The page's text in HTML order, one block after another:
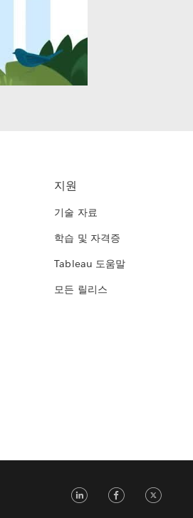
지원
기술 자료
학습 및 자격증
Tableau 도움말
모든 릴리스
LinkedIn